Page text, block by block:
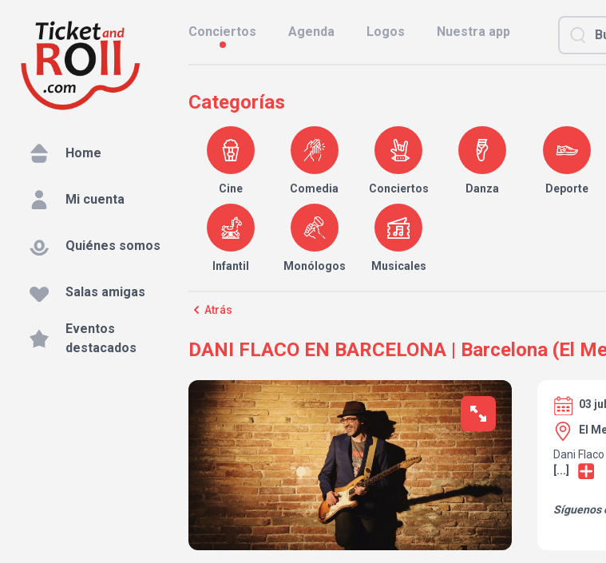
Home
Mi cuenta
Quiénes somos
Salas amigas
Eventos
destacados
Conciertos Agenda Logos Nuestra app
Categorías
Cine Comedia Conciertos Danza Deporte
Infantil Monólogos Musicales
Atrás
DANI FLACO EN BARCELONA | Barcelona (El
03
El
Dani
[...]
Síguenos